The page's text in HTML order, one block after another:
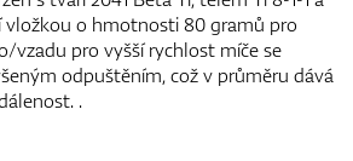
o hmotnosti 80 gramů pro
vzadu pro vyšší rychlost míče se
odpuštěním, což v průměru dává
.